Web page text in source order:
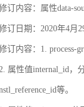
订内容：属性data-
订日期：2020年4月
订内容：1. process-
属性值internal_id，
等。